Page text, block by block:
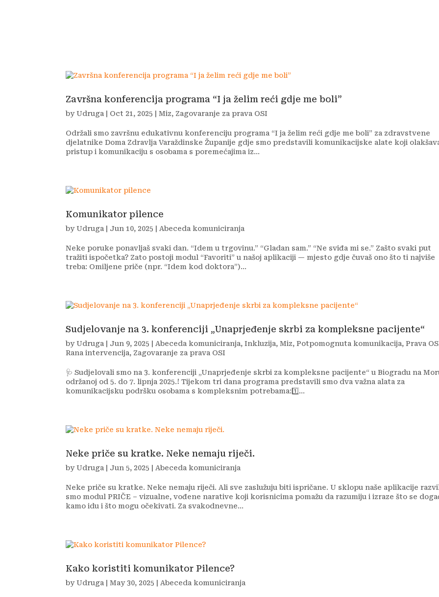
Završna konferencija programa “I ja želim reći gdje me boli”
byUdruga Oct 21, 2025 |Miz, Zagovaranje za prava OSI
Održali smo završnu edukativnu konferenciju programa “I ja želim reći gdje me boli” za zdravstvene
djelatnike Doma Zdravlja Varaždinske Županije gdje smo predstavili komunikacijske alate koji
pristup i komunikaciju s osobama s poremećajima iz...
Komunikator pilence
byUdruga Jun 10, 2025 Abeceda komuniciranja
Neke poruke ponavljaš svaki dan. “Idem u trgovinu.” “Gladan sam.” “Ne sviđa mi se.” Zašto svaki put
tražiti ispočetka? Zato postoji modul “Favoriti” u našoj aplikaciji — mjesto gdje čuvaš ono što ti najviše
treba: Omiljene priče (npr. “Idem kod doktora”)...
Sudjelovanje na 3. konferenciji „Unaprjeđenje skrbi za kompleksne pacijente“
byUdruga Jun 9, 2025 Abeceda komuniciranja,Inkluzija,Miz,Potpomognuta komunikacija,Prava
Rana intervencija, Zagovaranje za prava OSI
🩺 Sudjelovali smo na 3. konferenciji „Unaprjeđenje skrbi za kompleksne pacijente“ u Biogradu na
održanoj od 5. do 7. lipnja 2025.! Tijekom tri dana programa predstavili smo dva važna alata za
komunikacijsku podršku osobama s kompleksnim potrebama:1️⃣...
Neke priče su kratke. Neke nemaju riječi.
byUdruga Jun 5, 2025 Abeceda komuniciranja
Neke priče su kratke. Neke nemaju riječi. Ali sve zaslužuju biti ispričane. U sklopu naše aplikacije
smo modul PRIČE – vizualne, vođene narative koji korisnicima pomažu da razumiju i izraze što se
kamo idu i što mogu očekivati. Za svakodnevne...
Kako koristiti komunikator Pilence?
byUdruga |May 30, 2025 Abeceda komuniciranja